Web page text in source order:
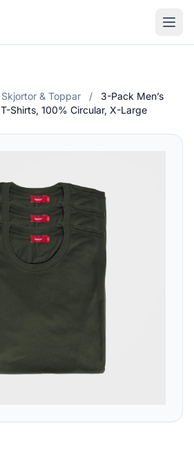
Skjortor & Toppar /
3-Pack Men’s
Shirts, 100% Circular, X-Large